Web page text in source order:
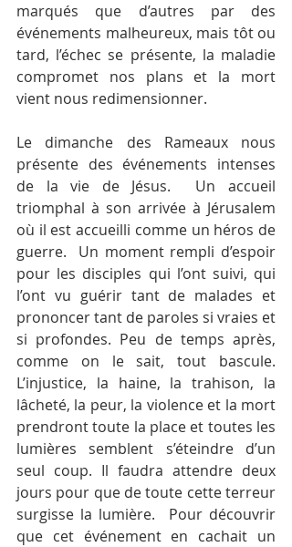
marqués que d’autres par des
événements malheureux, mais tôt ou
tard, l’échec se présente, la maladie
compromet nos plans et la mort
vient nous redimensionner.
Le dimanche des Rameaux nous
présente des événements intenses
de la vie de Jésus.  Un accueil
triomphal à son arrivée à Jérusalem
où il est accueilli comme un héros de
guerre.  Un moment rempli d’espoir
pour les disciples qui l’ont suivi, qui
l’ont vu guérir tant de malades et
prononcer tant de paroles si vraies et
si profondes. Peu de temps après,
comme on le sait, tout bascule.
L’injustice, la haine, la trahison, la
lâcheté, la peur, la violence et la mort
prendront toute la place et toutes les
lumières semblent s’éteindre d’un
seul coup. Il faudra attendre deux
jours pour que de toute cette terreur
surgisse la lumière.  Pour découvrir
que cet événement en cachait un